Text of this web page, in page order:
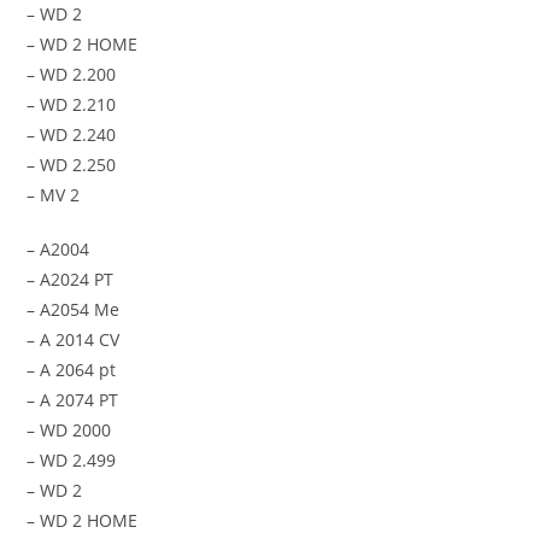
– WD 2
– WD 2 HOME
– WD 2.200
– WD 2.210
– WD 2.240
– WD 2.250
– MV 2
– A2004
– A2024 PT
– A2054 Me
– A 2014 CV
– A 2064 pt
– A 2074 PT
– WD 2000
– WD 2.499
– WD 2
– WD 2 HOME